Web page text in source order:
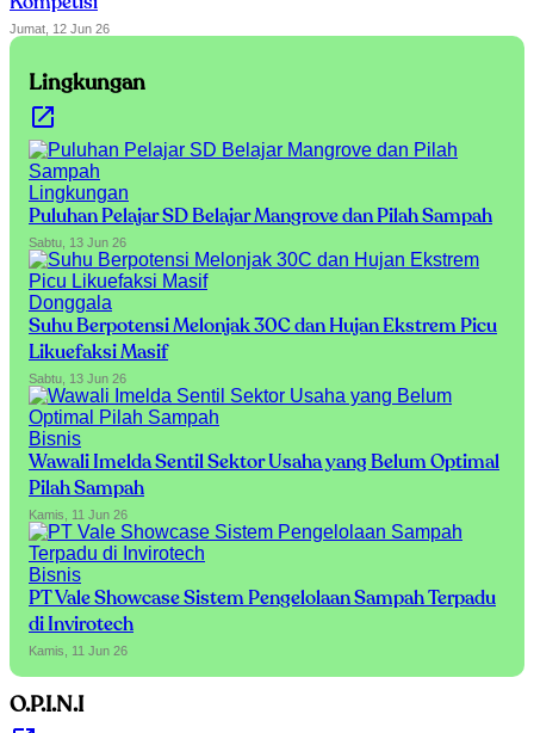
Jumat, 12 Jun 26
Lingkungan
Lingkungan
Puluhan Pelajar SD Belajar Mangrove dan Pilah Sampah
Sabtu, 13 Jun 26
Donggala
Suhu Berpotensi Melonjak 30C dan Hujan Ekstrem Picu
Likuefaksi Masif
Sabtu, 13 Jun 26
Bisnis
Wawali Imelda Sentil Sektor Usaha yang Belum Optimal
Pilah Sampah
Kamis, 11 Jun 26
Bisnis
PT Vale Showcase Sistem Pengelolaan Sampah Terpadu
di Invirotech
Kamis, 11 Jun 26
O.P.I.N.I